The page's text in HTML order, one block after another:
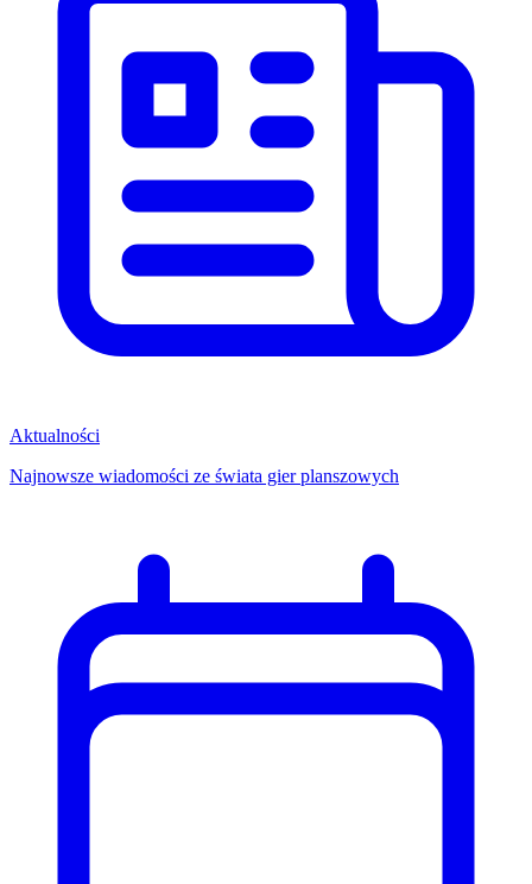
Aktualności
Najnowsze wiadomości ze świata gier planszowych